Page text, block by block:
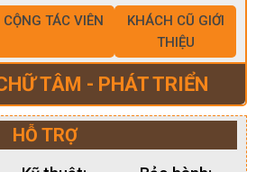
CỘNG TÁC VIÊN
KHÁCH CŨ GIỚI
THIỆU
TÂM - PHÁT TRIỂN
HỖ TRỢ